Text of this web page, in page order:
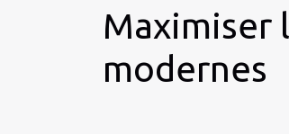
Maximiser
modernes